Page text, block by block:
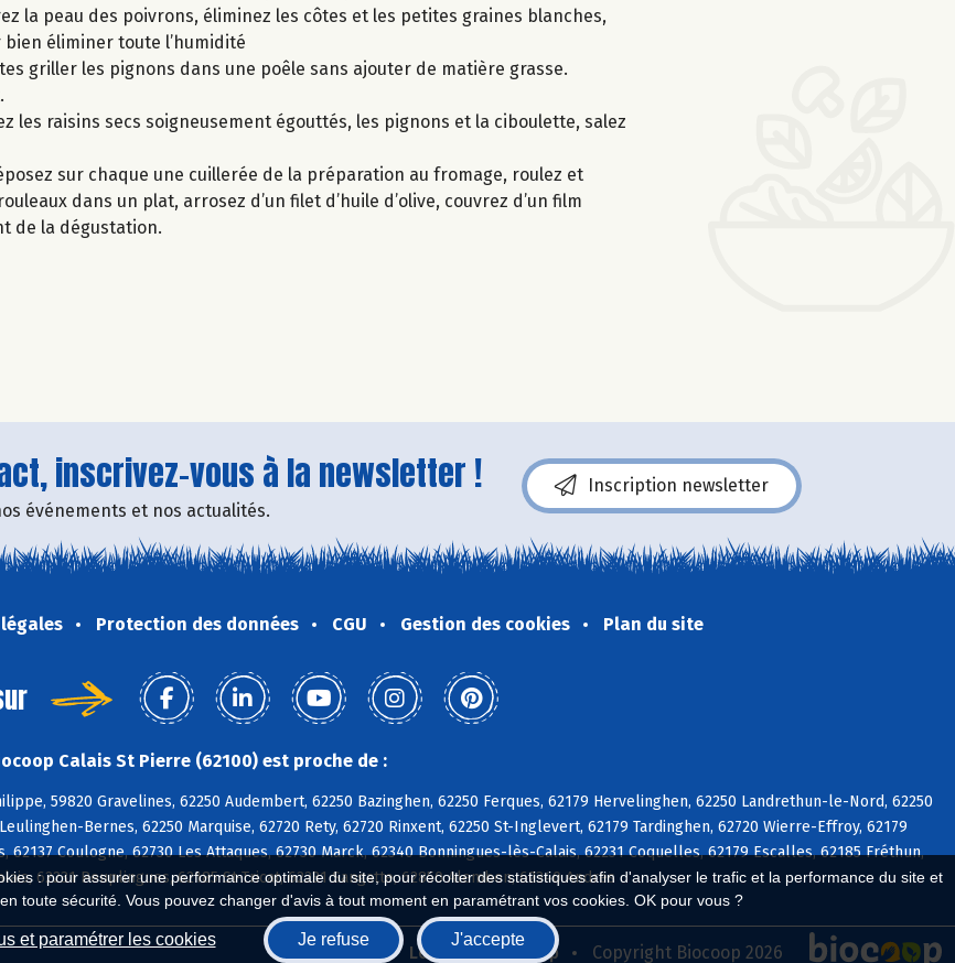
: pour assurer une performance optimale du site, pour récolter des statistiques afin d'analyser le trafic et la performance du site et
toute sécurité. Vous pouvez changer d'avis à tout moment en paramétrant vos cookies. OK pour vous ?
et paramétrer les cookies Je refuse J'accepte
la peau des poivrons, éliminez les côtes et les petites graines blanches,
éliminer toute l’humidité
griller les pignons dans une poêle sans ajouter de matière grasse.
les raisins secs soigneusement égouttés, les pignons et la ciboulette, salez
sur chaque une cuillerée de la préparation au fromage, roulez et
dans un plat, arrosez d’un filet d’huile d’olive, couvrez d’un film
de la dégustation.
inscrivez-vous à la newsletter !
événements et nos actualités.
Inscription newsletter
Protection des données CGU Gestion des cookies Plan du site
Calais St Pierre (62100) est proche de :
59820 Gravelines, 62250 Audembert, 62250 Bazinghen, 62250 Ferques, 62179 Hervelinghen, 62250 Landrethun-le-Nord, 62250
Bernes, 62250 Marquise, 62720 Rety, 62720 Rinxent, 62250 St-Inglevert, 62179 Tardinghen, 62720 Wierre-Effroy, 62179
62137 Coulogne, 62730 Les Attaques, 62730 Marck, 62340 Bonningues-lès-Calais, 62231 Coquelles, 62179 Escalles, 62185 Fréthun,
62231 Peuplingues, 62185 St-Tricat, 62231 Sangatte, 62850 Alembon, 62340 Andres
Biocoop.fr Le réseau Biocoop Copyright Biocoop 2026